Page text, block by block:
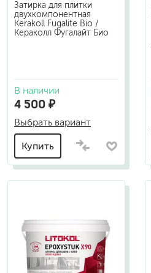
Затирка для плитки
двухкомпонентная
Kerakoll Fugalite Bio /
Кераколл Фугалайт Био
В наличии
4 500 ₽
Выбрать вариант
Купить